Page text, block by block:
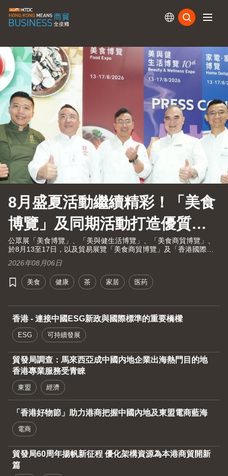
8月盛夏活動繼續精彩！「美食
博覽」及同期活動打造優質生
活大健康之旅！
公眾展「美食博覽」、「美與健生活博覽」、「美食商貿博覽」、
於8月13至17日，以及貿易展覽「美食商貿博覽」及「香港國際茶
面開放予業內人士及持票公眾進場。由現代化中醫藥國際協會聯同
香港貿發局及十大科研機構攜手舉辦的國際現代化中醫藥及健康產
品會議（中醫藥會議）亦於8月13至15日舉行。
2026年08月06日
美食 健康 茶 家居 医药
香港 - 連接中國ESG新政與國際標準的重要橋樑
ESG 可持續發展
貿發局調查：馬來西亞成中國内地企業出海熱門目的地
香港專業服務受青睞
東盟 經濟
「香港好物節」助力港商把握中國內地及東盟電商藍海
電商
貿發局60周年揚帆新征程 優化架構資源為本港商貿開新
篇